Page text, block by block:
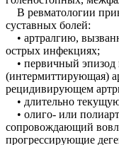
В ревматологии
суставных болей:
• артралгию,
острых инфекциях;
• первичный эпизод
(интермиттирующая)
рецидивирующем
• длительно
• олиго- или
сопровождающий
прогрессирующие